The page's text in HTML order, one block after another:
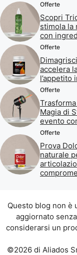
Offerte
Scopri
stimola la
con
Offerte
accelera
l’appetito
Offerte
Magia di
evento
Offerte
Prova
naturale
Questo blog non è
aggiornato
considerarsi un
©2026 di Aliados